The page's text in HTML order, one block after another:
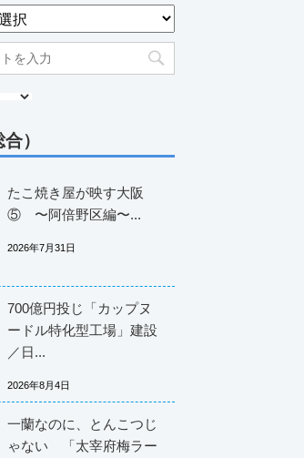
）
たこ焼き屋が映す大阪
⑤ 〜阿倍野区編〜...
2026年7月31日
700億円投じ「カップヌ
ードル特化型工場」建設
／日...
2026年8月4日
一蘭なのに、とんこつじ
ゃない 「太宰府梅ラー